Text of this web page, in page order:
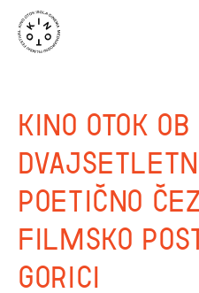
Kino Otok ob
poetično
filmsko
Gorici